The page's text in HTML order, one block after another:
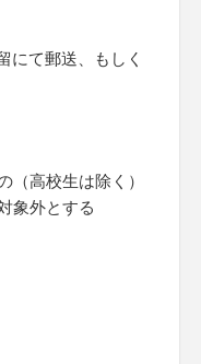
にて郵送、もしく
（高校生は除く）
象外とする